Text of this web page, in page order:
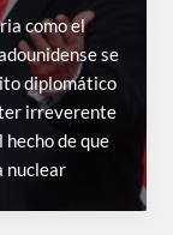
como el
se
diplomático
irreverente
hecho de que
nuclear